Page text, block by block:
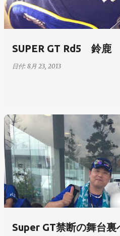
SUPER GT Rd5 鈴鹿
日付: 8月 23, 2013
Super GT禁断の舞台